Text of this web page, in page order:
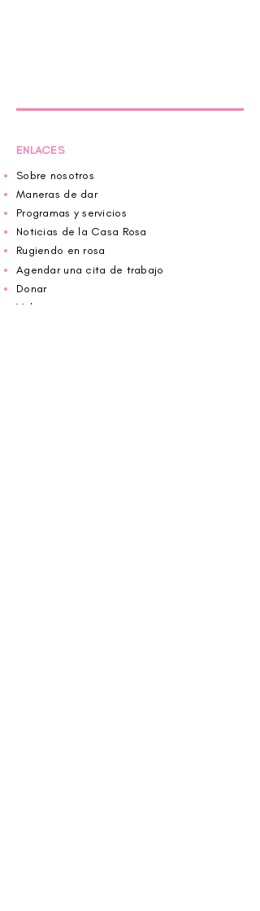
ENLACES
Sobre nosotros
Maneras de dar
Programas y servicios
Noticias de la Casa Rosa
Rugiendo en rosa
Agendar una cita de trabajo
Donar
Voluntario